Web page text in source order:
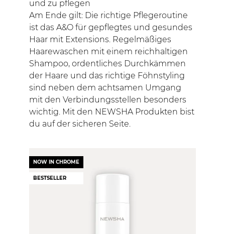
und zu pflegen
Am Ende gilt: Die richtige Pflegeroutine
ist das A&O für gepflegtes und gesundes
Haar mit Extensions. Regelmäßiges
Haarewaschen mit einem reichhaltigen
Shampoo, ordentliches Durchkämmen
der Haare und das richtige Föhnstyling
sind neben dem achtsamen Umgang
mit den Verbindungsstellen besonders
wichtig. Mit den NEWSHA Produkten bist
du auf der sicheren Seite.
NOW IN CHROME
BESTSELLER